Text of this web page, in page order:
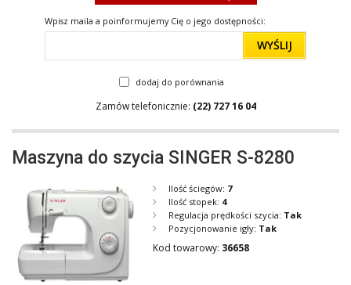
Wpisz maila a poinformujemy Cię o jego dostępności:
WYŚLIJ
dodaj do porównania
Zamów telefonicznie: (22) 727 16 04
Maszyna do szycia SINGER S-8280
Ilość ściegów: 7
Ilość stopek: 4
Regulacja prędkości szycia: Tak
Pozycjonowanie igły: Tak
Kod towarowy: 36658